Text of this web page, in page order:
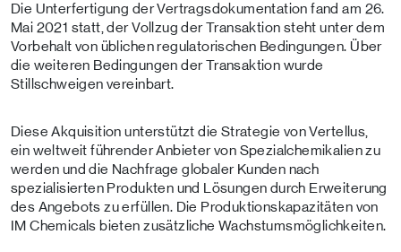
Die Unterfertigung der Vertragsdokumentation fand am 26.
Mai 2021 statt, der Vollzug der Transaktion steht unter dem
Vorbehalt von üblichen regulatorischen Bedingungen. Über
die weiteren Bedingungen der Transaktion wurde
Stillschweigen vereinbart.
Diese Akquisition unterstützt die Strategie von Vertellus,
ein weltweit führender Anbieter von Spezialchemikalien zu
werden und die Nachfrage globaler Kunden nach
spezialisierten Produkten und Lösungen durch Erweiterung
des Angebots zu erfüllen. Die Produktionskapazitäten von
IM Chemicals bieten zusätzliche Wachstumsmöglichkeiten.